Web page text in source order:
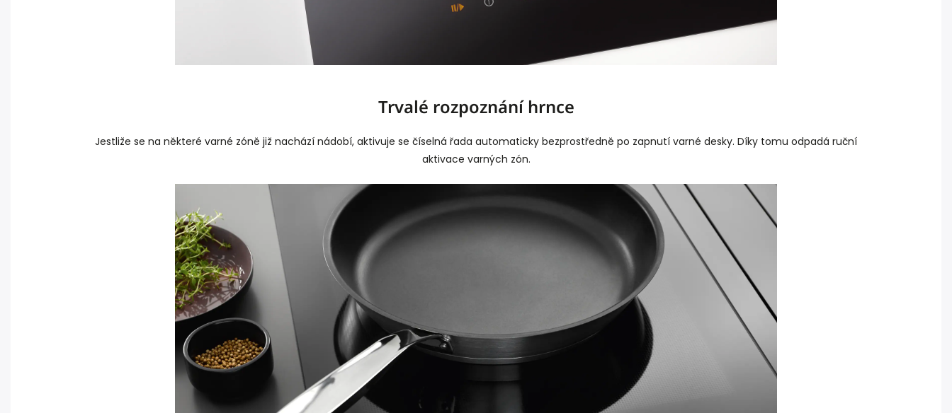
Trvalé rozpoznání hrnce
Jestliže se na některé varné zóně již nachází nádobí, aktivuje se číselná řada automaticky bezprostředně po zapnutí varné desky. Díky tomu odpadá ruční
aktivace varných zón.